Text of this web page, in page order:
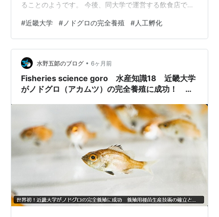
建築学科
大学院システム工学研究科
産業理工学部
生物環境化学科
電気通信工学科
建築・デザイン学科
経営ビジネス学科
大学院
産業理工学研究科
体育会・文化会
ることのようです。 今後、同大学で運営する飲食店で成
こと。 高級魚は変わらなそうですが、季節に限らず口に
入るのかもしれません。
#近畿大学 # ノドグロの完全養殖 #人工孵化
水野五郞のブログ • 6ヶ月前
Fisheries science goro 水産知識18 近畿大学
がノドグロ（アカムツ）の完全養殖に成功！ 近